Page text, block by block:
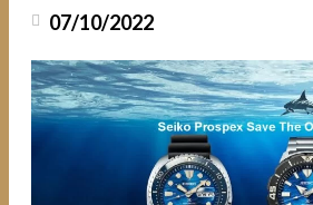
07/10/2022